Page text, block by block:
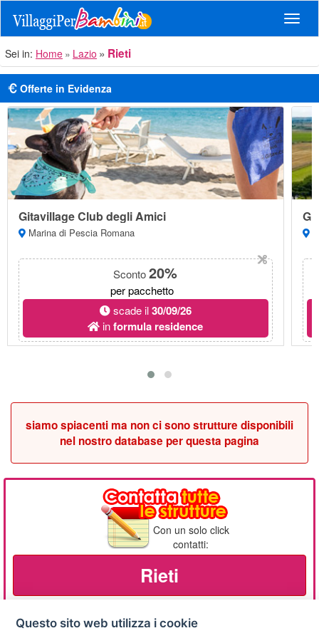
Sei in: Home Lazio Rieti
Offerte in Evidenza
Gitavillage Club degli Amici
Marina di Pescia Romana
Sconto20%
per pacchetto
scade il30/09/26
informula residence
siamo spiacenti ma non ci sono strutture disponibili
nel nostro database per questa pagina
Con un solo click
contatti:
Rieti
Questo sito web utilizza i cookie